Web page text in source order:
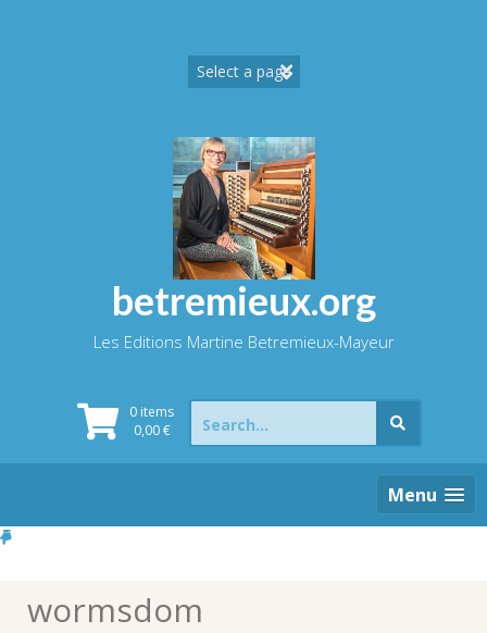
betremieux.org
Les Editions Martine Betremieux-Mayeur
0 items
0,00€
Search
for:
Menu
wormsdom